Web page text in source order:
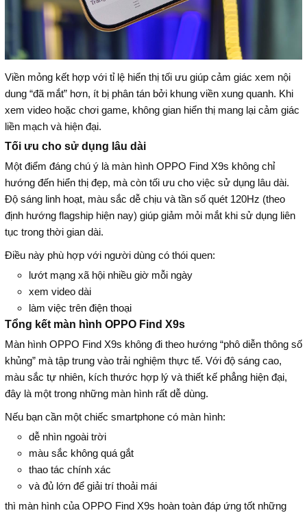
Viền mỏng kết hợp với tỉ lệ hiển thị tối ưu giúp cảm giác xem nội
dung “đã mắt” hơn, ít bị phân tán bởi khung viền xung quanh. Khi
xem video hoặc chơi game, không gian hiển thị mang lại cảm giác
liền mạch và hiện đại.
Tối ưu cho sử dụng lâu dài
Một điểm đáng chú ý là màn hình OPPO Find X9s không chỉ
hướng đến hiển thị đẹp, mà còn tối ưu cho việc sử dụng lâu dài.
Độ sáng linh hoạt, màu sắc dễ chịu và tần số quét 120Hz (theo
định hướng flagship hiện nay) giúp giảm mỏi mắt khi sử dụng liên
tục trong thời gian dài.
Điều này phù hợp với người dùng có thói quen:
lướt mạng xã hội nhiều giờ mỗi ngày
xem video dài
làm việc trên điện thoại
Tổng kết màn hình OPPO Find X9s
Màn hình OPPO Find X9s không đi theo hướng “phô diễn thông số
khủng” mà tập trung vào trải nghiệm thực tế. Với độ sáng cao,
màu sắc tự nhiên, kích thước hợp lý và thiết kế phẳng hiện đại,
đây là một trong những màn hình rất dễ dùng.
Nếu bạn cần một chiếc smartphone có màn hình:
dễ nhìn ngoài trời
màu sắc không quá gắt
thao tác chính xác
và đủ lớn để giải trí thoải mái
thì màn hình của OPPO Find X9s hoàn toàn đáp ứng tốt những